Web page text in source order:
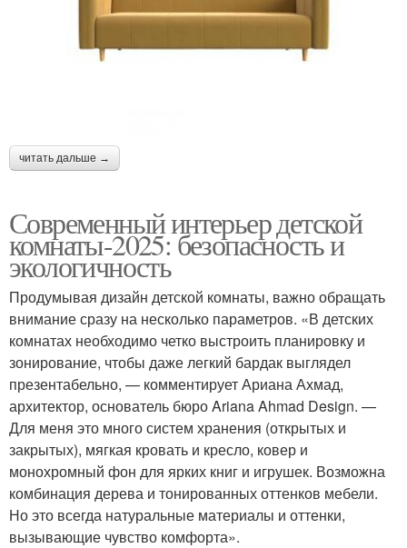
читать дальше →
Современный интерьер детской
комнаты-2025: безопасность и
экологичность
Продумывая дизайн детской комнаты, важно обращать
внимание сразу на несколько параметров. «В детских
комнатах необходимо четко выстроить планировку и
зонирование, чтобы даже легкий бардак выглядел
презентабельно, — комментирует Ариана Ахмад,
архитектор, основатель бюро Ariana Ahmad Design. —
Для меня это много систем хранения (открытых и
закрытых), мягкая кровать и кресло, ковер и
монохромный фон для ярких книг и игрушек. Возможна
комбинация дерева и тонированных оттенков мебели.
Но это всегда натуральные материалы и оттенки,
вызывающие чувство комфорта».